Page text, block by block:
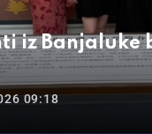
iz Banjaluke
09:18